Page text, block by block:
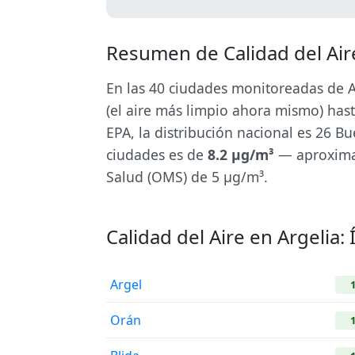
Resumen de Calidad del
En las 40 ciudades monitoreadas
(el aire más limpio ahora mismo)
EPA, la distribución nacional es 26
ciudades es de 8.2 µg/m³ —
Salud (OMS) de 5 µg/m³.
Calidad del Aire en
Argel 1
Orán 1